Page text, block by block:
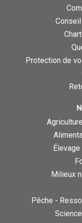
Protection de
Milieux
Pêche -